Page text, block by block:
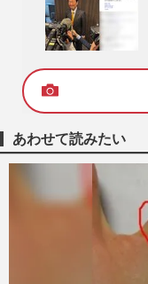
あわせて読みたい